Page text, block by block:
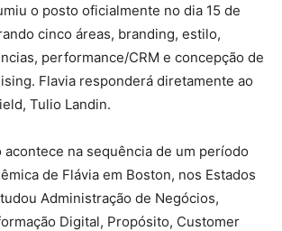
o posto oficialmente no dia 15 de
cinco áreas, branding, estilo,
performance/CRM e concepção de
Flavia responderá diretamente ao
Tulio Landin.
acontece na sequência de um período
de Flávia em Boston, nos Estados
Administração de Negócios,
Digital, Propósito, Customer